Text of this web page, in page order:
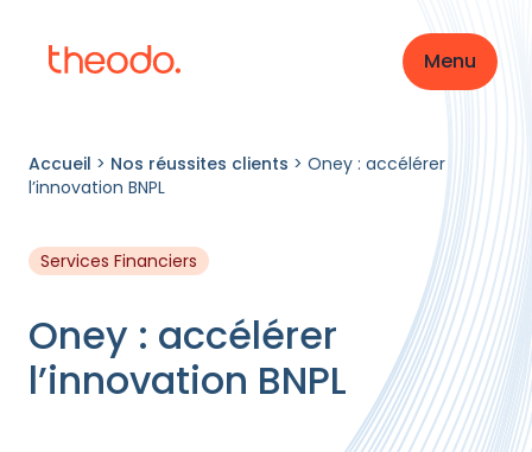
Menu
Accueil > Nos réussites clients > Oney : accélérer
l’innovation BNPL
Services Financiers
Oney : accélérer
l’innovation BNPL